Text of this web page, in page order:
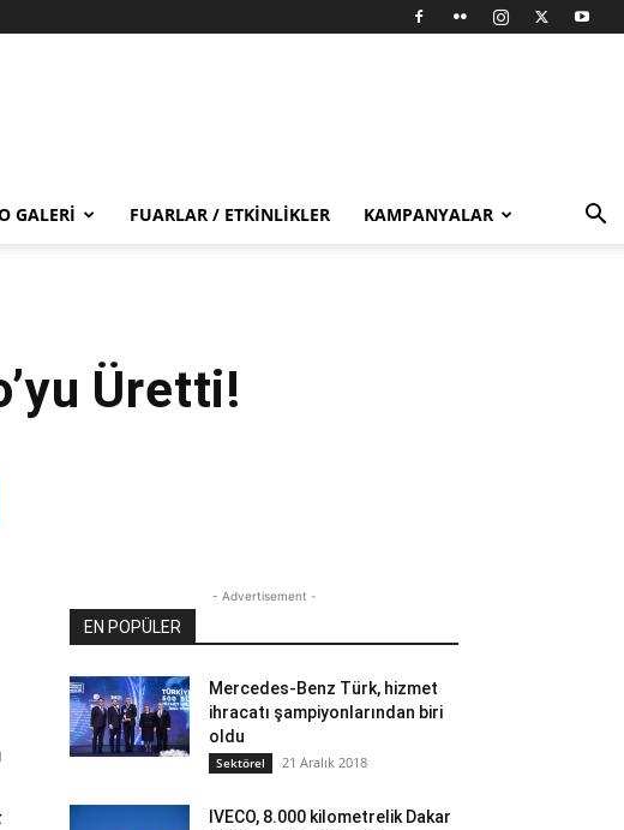
GALERI FUARLAR / ETKINLIKLER KAMPANYALAR
Üretti!
- Advertisement -
EN POPÜLER
Mercedes-Benz Türk, hizmet
ihracatı şampiyonlarından biri
oldu
Sektörel 21 Aralık 2018
IVECO, 8.000 kilometrelik Dakar